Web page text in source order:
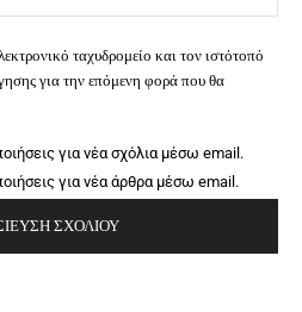
ταχυδρομείο και τον ιστότοπό
για την επόμενη φορά που θα
για νέα σχόλια μέσω email.
για νέα άρθρα μέσω email.